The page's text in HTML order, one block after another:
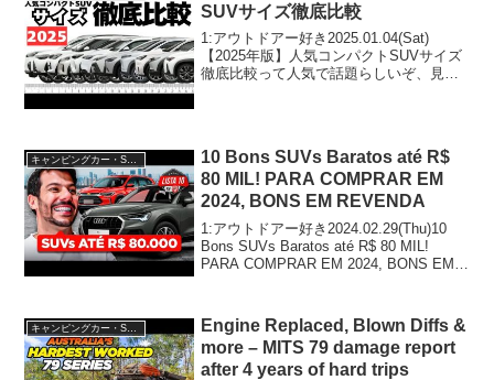
SUVサイズ徹底比較
1:アウトドアー好き2025.01.04(Sat)
【2025年版】人気コンパクトSUVサイズ
徹底比較って人気で話題らしいぞ、見逃
キャンピングカー・SUV人気車種
10 Bons SUVs Baratos até R$
80 MIL! PARA COMPRAR EM
2024, BONS EM REVENDA
1:アウトドアー好き2024.02.29(Thu)10
Bons SUVs Baratos até R$ 80 MIL!
PARA COMPRAR EM 2024, BONS EM
Engine Replaced, Blown Diffs &
more – MITS 79 damage report
after 4 years of hard trips